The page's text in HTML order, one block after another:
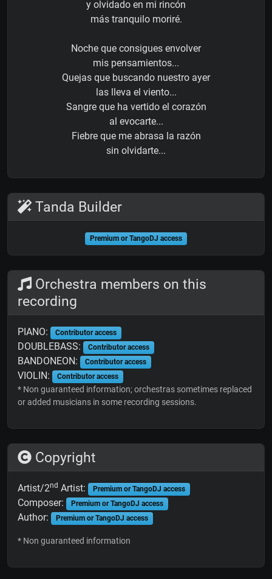
y olvidado en mi rincón
más tranquilo moriré.
Noche que consigues envolver
mis pensamientos...
Quejas que buscando nuestro ayer
las lleva el viento...
Sangre que ha vertido el corazón
al evocarte...
Fiebre que me abrasa la razón
sin olvidarte...
Tanda Builder
Premium or TangoDJ access
Orchestra members on this
recording
PIANO: Contributor access
DOUBLEBASS: Contributor access
BANDONEON: Contributor access
VIOLIN: Contributor access
* Non guaranteed information; orchestras sometimes replaced
or added musicians in some recording sessions.
Copyright
Artist/2nd Artist: Premium or TangoDJ access
Composer: Premium or TangoDJ access
Author: Premium or TangoDJ access
* Non guaranteed information